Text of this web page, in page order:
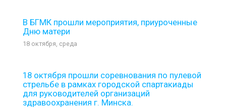
В БГМК прошли мероприятия, приуроченные
Дню матери
18 октября, среда
18 октября прошли соревнования по пулевой
стрельбе в рамках городской спартакиады
для руководителей организаций
здравоохранения г. Минска.